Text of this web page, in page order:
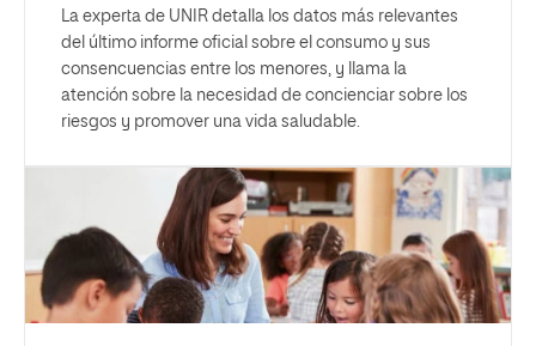
La experta de UNIR detalla los datos más relevantes
del último informe oficial sobre el consumo y sus
consencuencias entre los menores, y llama la
atención sobre la necesidad de concienciar sobre los
riesgos y promover una vida saludable.